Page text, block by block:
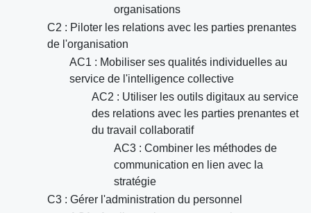
organisations
C2 : Piloter les relations avec les parties prenantes
de l'organisation
AC1 : Mobiliser ses qualités individuelles au
service de l'intelligence collective
AC2 : Utiliser les outils digitaux au service
des relations avec les parties prenantes et
du travail collaboratif
AC3 : Combiner les méthodes de
communication en lien avec la
stratégie
C3 : Gérer l'administration du personnel